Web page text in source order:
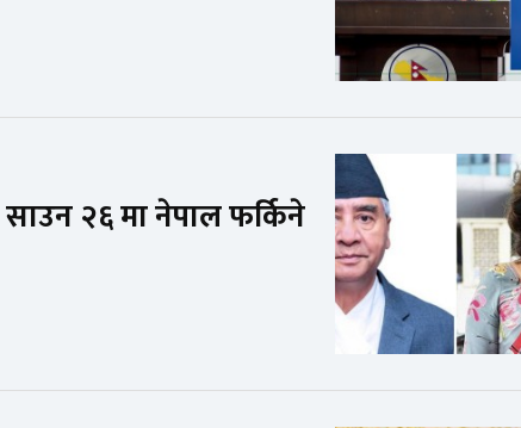
२६ मा नेपाल फर्किने